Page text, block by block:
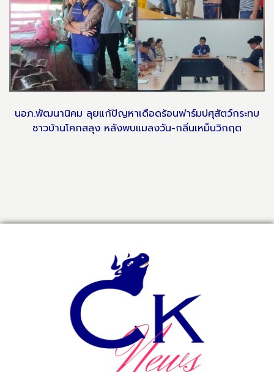
​นอภ.พัฒนานิคม ลุยแก้ปัญหาเดือดร้อนฟาร์มปศุสัตว์กระทบ
ชาวบ้านโคกสลุง หลังพบแมลงวัน-กลิ่นเหม็นวิกฤต